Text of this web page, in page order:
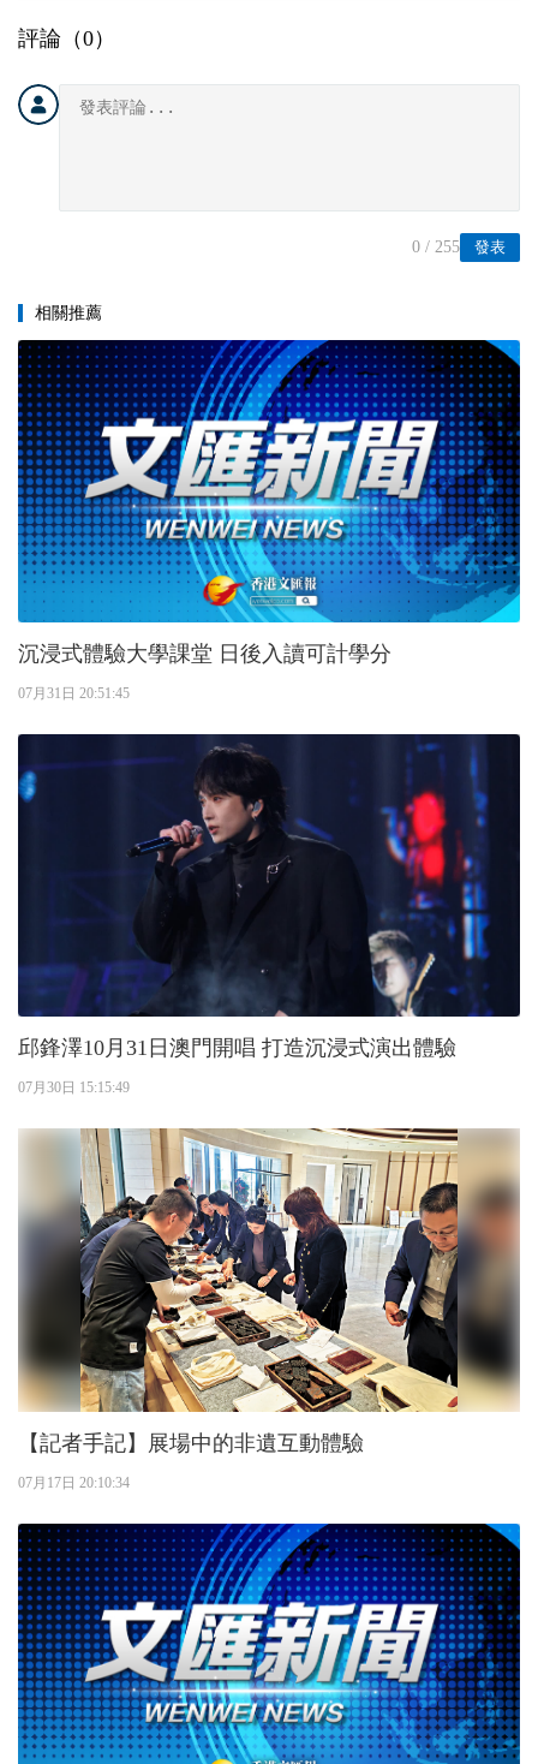
評論（0）
發表
0 / 255
相關推薦
沉浸式體驗大學課堂 日後入讀可計學分
07月31日 20:51:45
邱鋒澤10月31日澳門開唱 打造沉浸式演出體驗
07月30日 15:15:49
【記者手記】展場中的非遺互動體驗
07月17日 20:10:34